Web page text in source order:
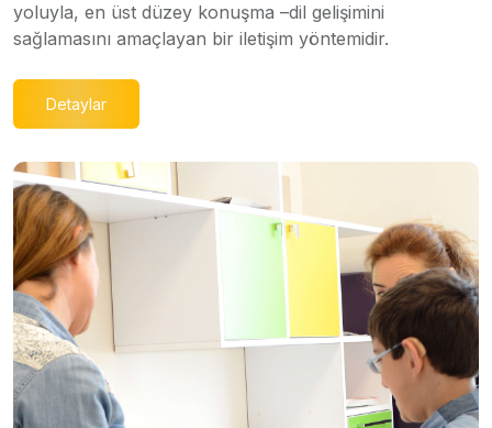
yoluyla, en üst düzey konuşma –dil gelişimini
sağlamasını amaçlayan bir iletişim yöntemidir.
Detaylar